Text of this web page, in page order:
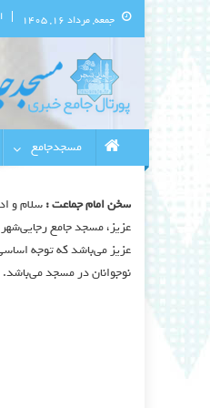
جمعه, مرداد ۱۶, ۱۴۰۵
پورتال
استان البرز
مسجدجامع
سخن امام جماعت :سلام و
عزیز، مسجد جامع
عزیز می‌باشد که توجه
نوجوانان در مسجد می‌باشد.